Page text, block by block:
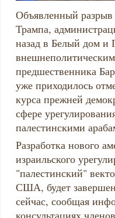
Объявленный
Трампа,
назад в Белый дом
предшественника
уже приходилось
курса прежней
сфере
палестинскими
Разработка нового
израильского
"палестинский"
США, будет
сейчас, сообщая
консультациях